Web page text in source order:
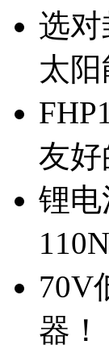
选对
太阳
友好
锂电
70V
器！